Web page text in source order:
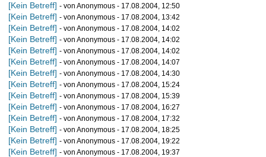
[Kein Betreff] - von Anonymous - 17.08.2004, 12:50
[Kein Betreff] - von Anonymous - 17.08.2004, 13:42
[Kein Betreff] - von Anonymous - 17.08.2004, 14:02
[Kein Betreff] - von Anonymous - 17.08.2004, 14:02
[Kein Betreff] - von Anonymous - 17.08.2004, 14:02
[Kein Betreff] - von Anonymous - 17.08.2004, 14:07
[Kein Betreff] - von Anonymous - 17.08.2004, 14:30
[Kein Betreff] - von Anonymous - 17.08.2004, 15:24
[Kein Betreff] - von Anonymous - 17.08.2004, 15:39
[Kein Betreff] - von Anonymous - 17.08.2004, 16:27
[Kein Betreff] - von Anonymous - 17.08.2004, 17:32
[Kein Betreff] - von Anonymous - 17.08.2004, 18:25
[Kein Betreff] - von Anonymous - 17.08.2004, 19:22
[Kein Betreff] - von Anonymous - 17.08.2004, 19:37